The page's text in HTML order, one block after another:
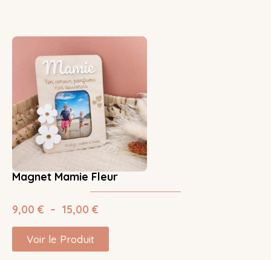
Magnet Mamie Fleur
9,00 € – 15,00 €
Voir le Produit